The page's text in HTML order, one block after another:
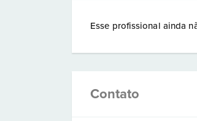
Esse profissional ainda
Contato